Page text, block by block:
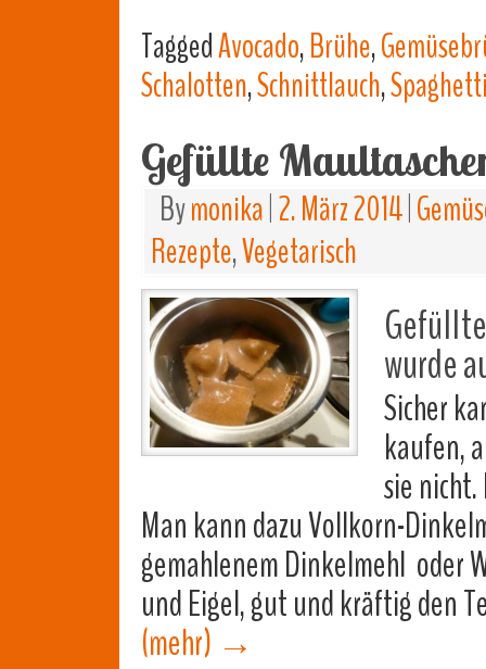
TaggedAvocado,Brühe,
Schalotten,Schnittlauch,
Gefüllte
Bymonika 2. März 2014
Rezepte,Vegetarisch
wurde
Sicher
kaufen,
sie
Man kann dazu Vollkorn-
gemahlenem Dinkelmehl oder
und Eigel, gut und kräftig den
(mehr) →